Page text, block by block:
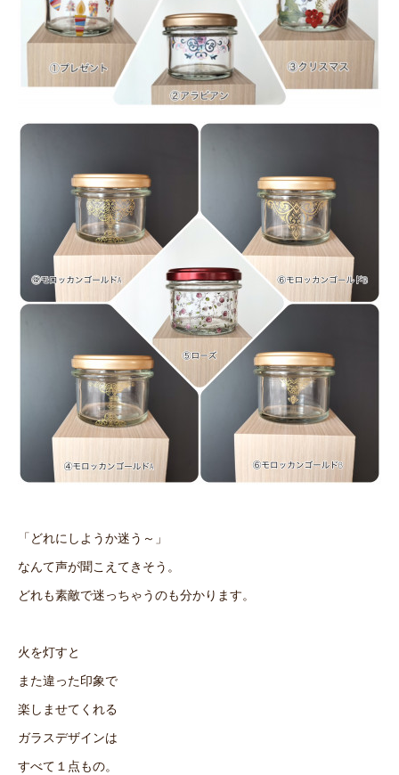
「どれにしようか迷う～」
なんて声が聞こえてきそう。
どれも素敵で迷っちゃうのも分かります。
火を灯すと
また違った印象で
楽しませてくれる
ガラスデザインは
すべて１点もの。